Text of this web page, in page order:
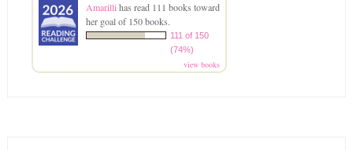
Amarillihas read 111 books toward
her goal of 150 books.
111 of 150
(74%)
view books